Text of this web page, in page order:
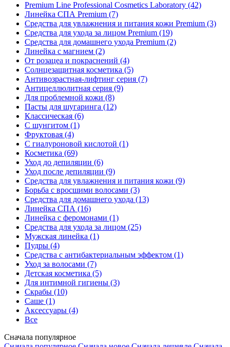
Premium Line Professional Cosmetics Laboratory (42)
Линейка СПА Premium (7)
Средства для увлажнения и питания кожи Premium (3)
Средства для ухода за лицом Premium (19)
Средства для домашнего ухода Premium (2)
Линейка с магнием (2)
От розацеа и покраснений (4)
Солнцезащитная косметика (5)
Антивозрастная-лифтинг серия (7)
Антицеллюлитная серия (9)
Для проблемной кожи (8)
Пасты для шугаринга (12)
Классическая (6)
С шунгитом (1)
Фруктовая (4)
C гиалуроновой кислотой (1)
Косметика (69)
Уход до депиляции (6)
Уход после депиляции (9)
Средства для увлажнения и питания кожи (9)
Борьба с вросшими волосами (3)
Средства для домашнего ухода (13)
Линейка СПА (16)
Линейка с феромонами (1)
Средства для ухода за лицом (25)
Мужская линейка (1)
Пудры (4)
Средства с антибактериальным эффектом (1)
Уход за волосами (7)
Детская косметика (5)
Для интимной гигиены (3)
Скрабы (10)
Саше (1)
Аксессуары (4)
Все
Сначала популярное